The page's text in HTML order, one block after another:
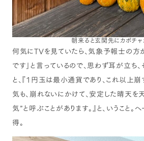
朝来ると玄関先にカボチ
何気にTVを見ていたら、気象予報士の方
です」と言っているので、思わず耳が立ち
と、『1円玉は最小通貨であり、これ以上崩
気も、崩れないにかけて、安定した晴天
気”と呼ぶことがあります。』と、いうこと。
得。